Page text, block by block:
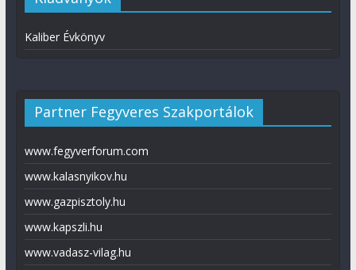
Kaliber Évkönyv
Partner Fegyveres Szakportálok
www.fegyverforum.com
www.kalasnyikov.hu
www.gazpisztoly.hu
www.kapszli.hu
www.vadasz-vilag.hu